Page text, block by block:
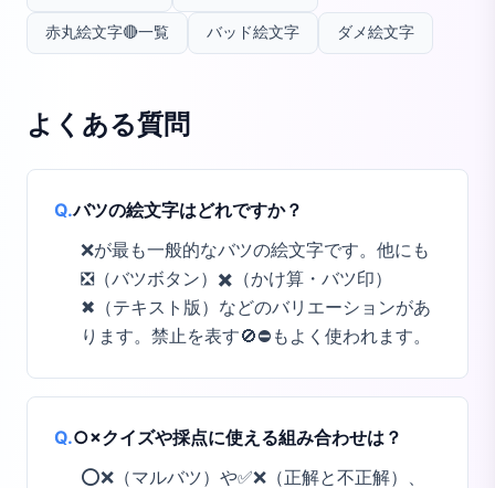
赤丸絵文字🔴一覧 バッド絵文字 ダメ絵文字
よくある質問
Q.バツの絵文字はどれですか？
❌が最も一般的なバツの絵文字です。他にも
❎（バツボタン）✖️（かけ算・バツ印）
✖（テキスト版）などのバリエーションがあ
ります。禁止を表す🚫⛔もよく使われます。
Q.○×クイズや採点に使える組み合わせは？
⭕❌（マルバツ）や✅❌（正解と不正解）、